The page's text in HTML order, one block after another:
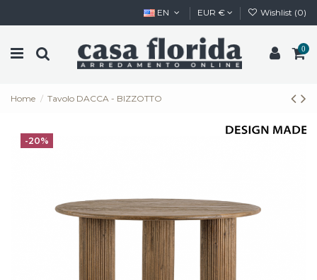
EN EUR € Wishlist (0)
0
Home Tavolo DACCA - BIZZOTTO
-20%